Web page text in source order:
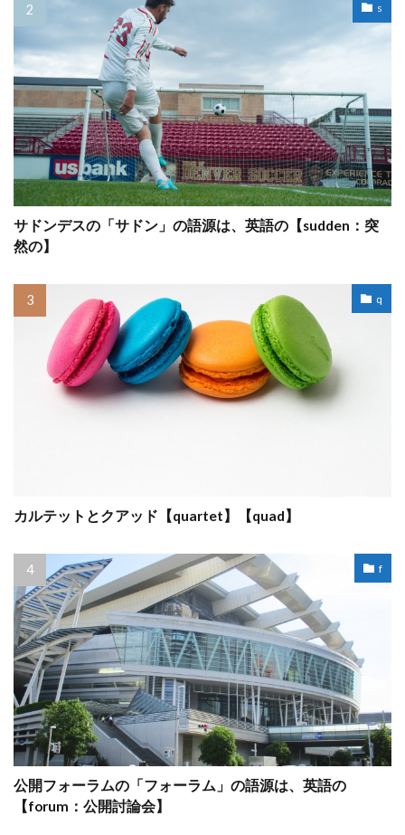
s
サドンデスの「サドン」の語源は、英語の【sudden：突
然の】
q
カルテットとクアッド【quartet】【quad】
f
公開フォーラムの「フォーラム」の語源は、英語の
【forum：公開討論会】